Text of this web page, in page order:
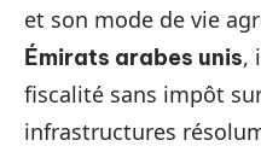
et son mode de vie
Émirats arabes unis,
fiscalité sans impôt
infrastructures